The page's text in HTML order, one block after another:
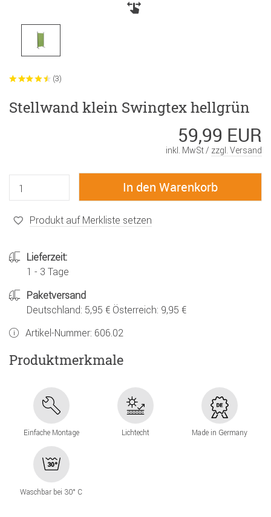
(3)
Stellwand klein Swingtex hellgrün
59,99 EUR
inkl. MwSt / zzgl. Versand
Produkt auf Merkliste setzen
Lieferzeit:
1 - 3 Tage
Paketversand
Deutschland: 5,95 € Österreich: 9,95 €
Artikel-Nummer: 606.02
Produktmerkmale
Einfache Montage Lichtecht Made in Germany
Waschbar bei 30° C